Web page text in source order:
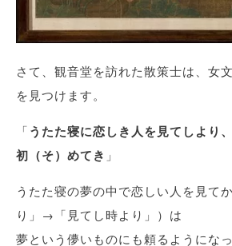
さて、観音堂を訪れた散策士は、女
を見つけます。
「うたた寝に恋しき人を見てしより
初（そ）めてき 」
うたた寝の夢の中で恋しい人を見て
り」→「見てし時より」）は
夢という儚いものにも頼るようになっ